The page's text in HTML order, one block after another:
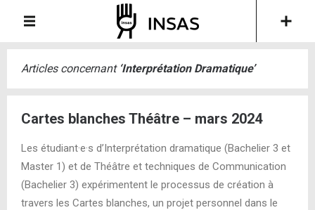
Articles concernant ‘Interprétation Dramatique’
Cartes blanches Théâtre – mars 2024
Les étudiant·e·s d’Interprétation dramatique (Bachelier 3 et
Master 1) et de Théâtre et techniques de Communication
(Bachelier 3) expérimentent le processus de création à
travers les Cartes blanches, un projet personnel dans le